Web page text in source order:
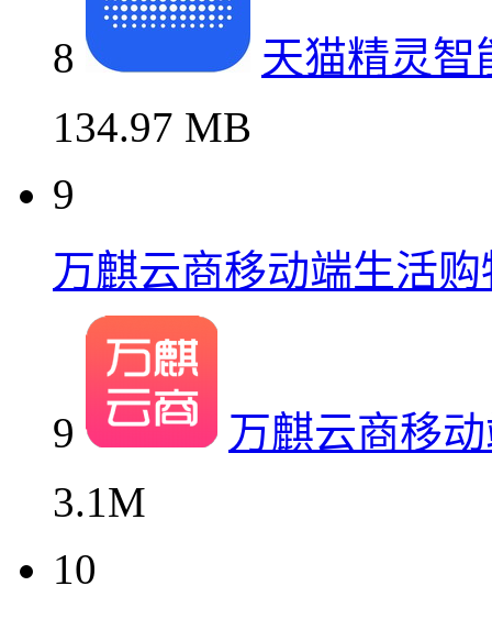
8
天猫精灵智
134.97 MB
9
万麒云商移动端生活
9
万麒云商移
3.1M
10